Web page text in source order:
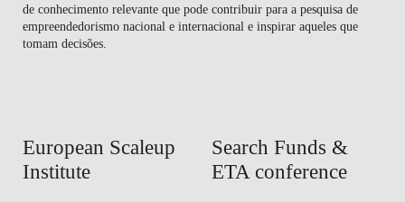
de conhecimento relevante que pode contribuir para a pesquisa de
empreendedorismo nacional e internacional e inspirar aqueles que
tomam decisões.
European Scaleup
Institute
Search Funds &
ETA conference